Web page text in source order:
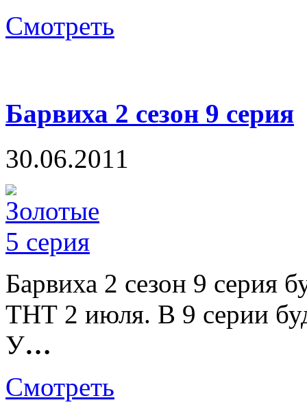
Смотреть
Барвиха 2 сезон 9 серия
30.06.2011
Барвиха 2 сезон 9 серия
ТНТ 2 июля. В 9 серии
У…
Смотреть